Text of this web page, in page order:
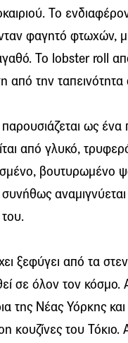
Το
φαγητό φτωχών,
Το lobster roll
από την ταπεινότητα
ως
από γλυκό,
βουτυρωμένο
ξεφύγει από τα
σε όλον τον κόσμο.
της Νέας Υόρκης
κουζίνες του